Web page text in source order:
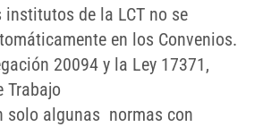
institutos de la LCT no se
en los Convenios.
20094 y la Ley 17371,
Trabajo
solo algunas normas con